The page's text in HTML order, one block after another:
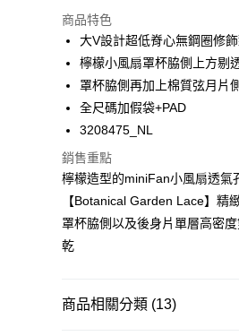
LINE Pay
Apple Pay
悠遊付
Google Pay
全支付
全盈+PAY
AFTEE先享後付
相關說明
便利好安心！
商品特色
大V設計超低脊心無鋼圈修
檸檬小風扇罩杯脇側上方剔
罩杯脇側再加上棉質弦月片
全尺碼加假袋+PAD
3208475_NL
銷售重點
檸檬造型的miniFan小風扇透氣
【Botanical Garden Lace】精
罩杯脇側以及後身片單層高密
乾
商品相關分類 (13)